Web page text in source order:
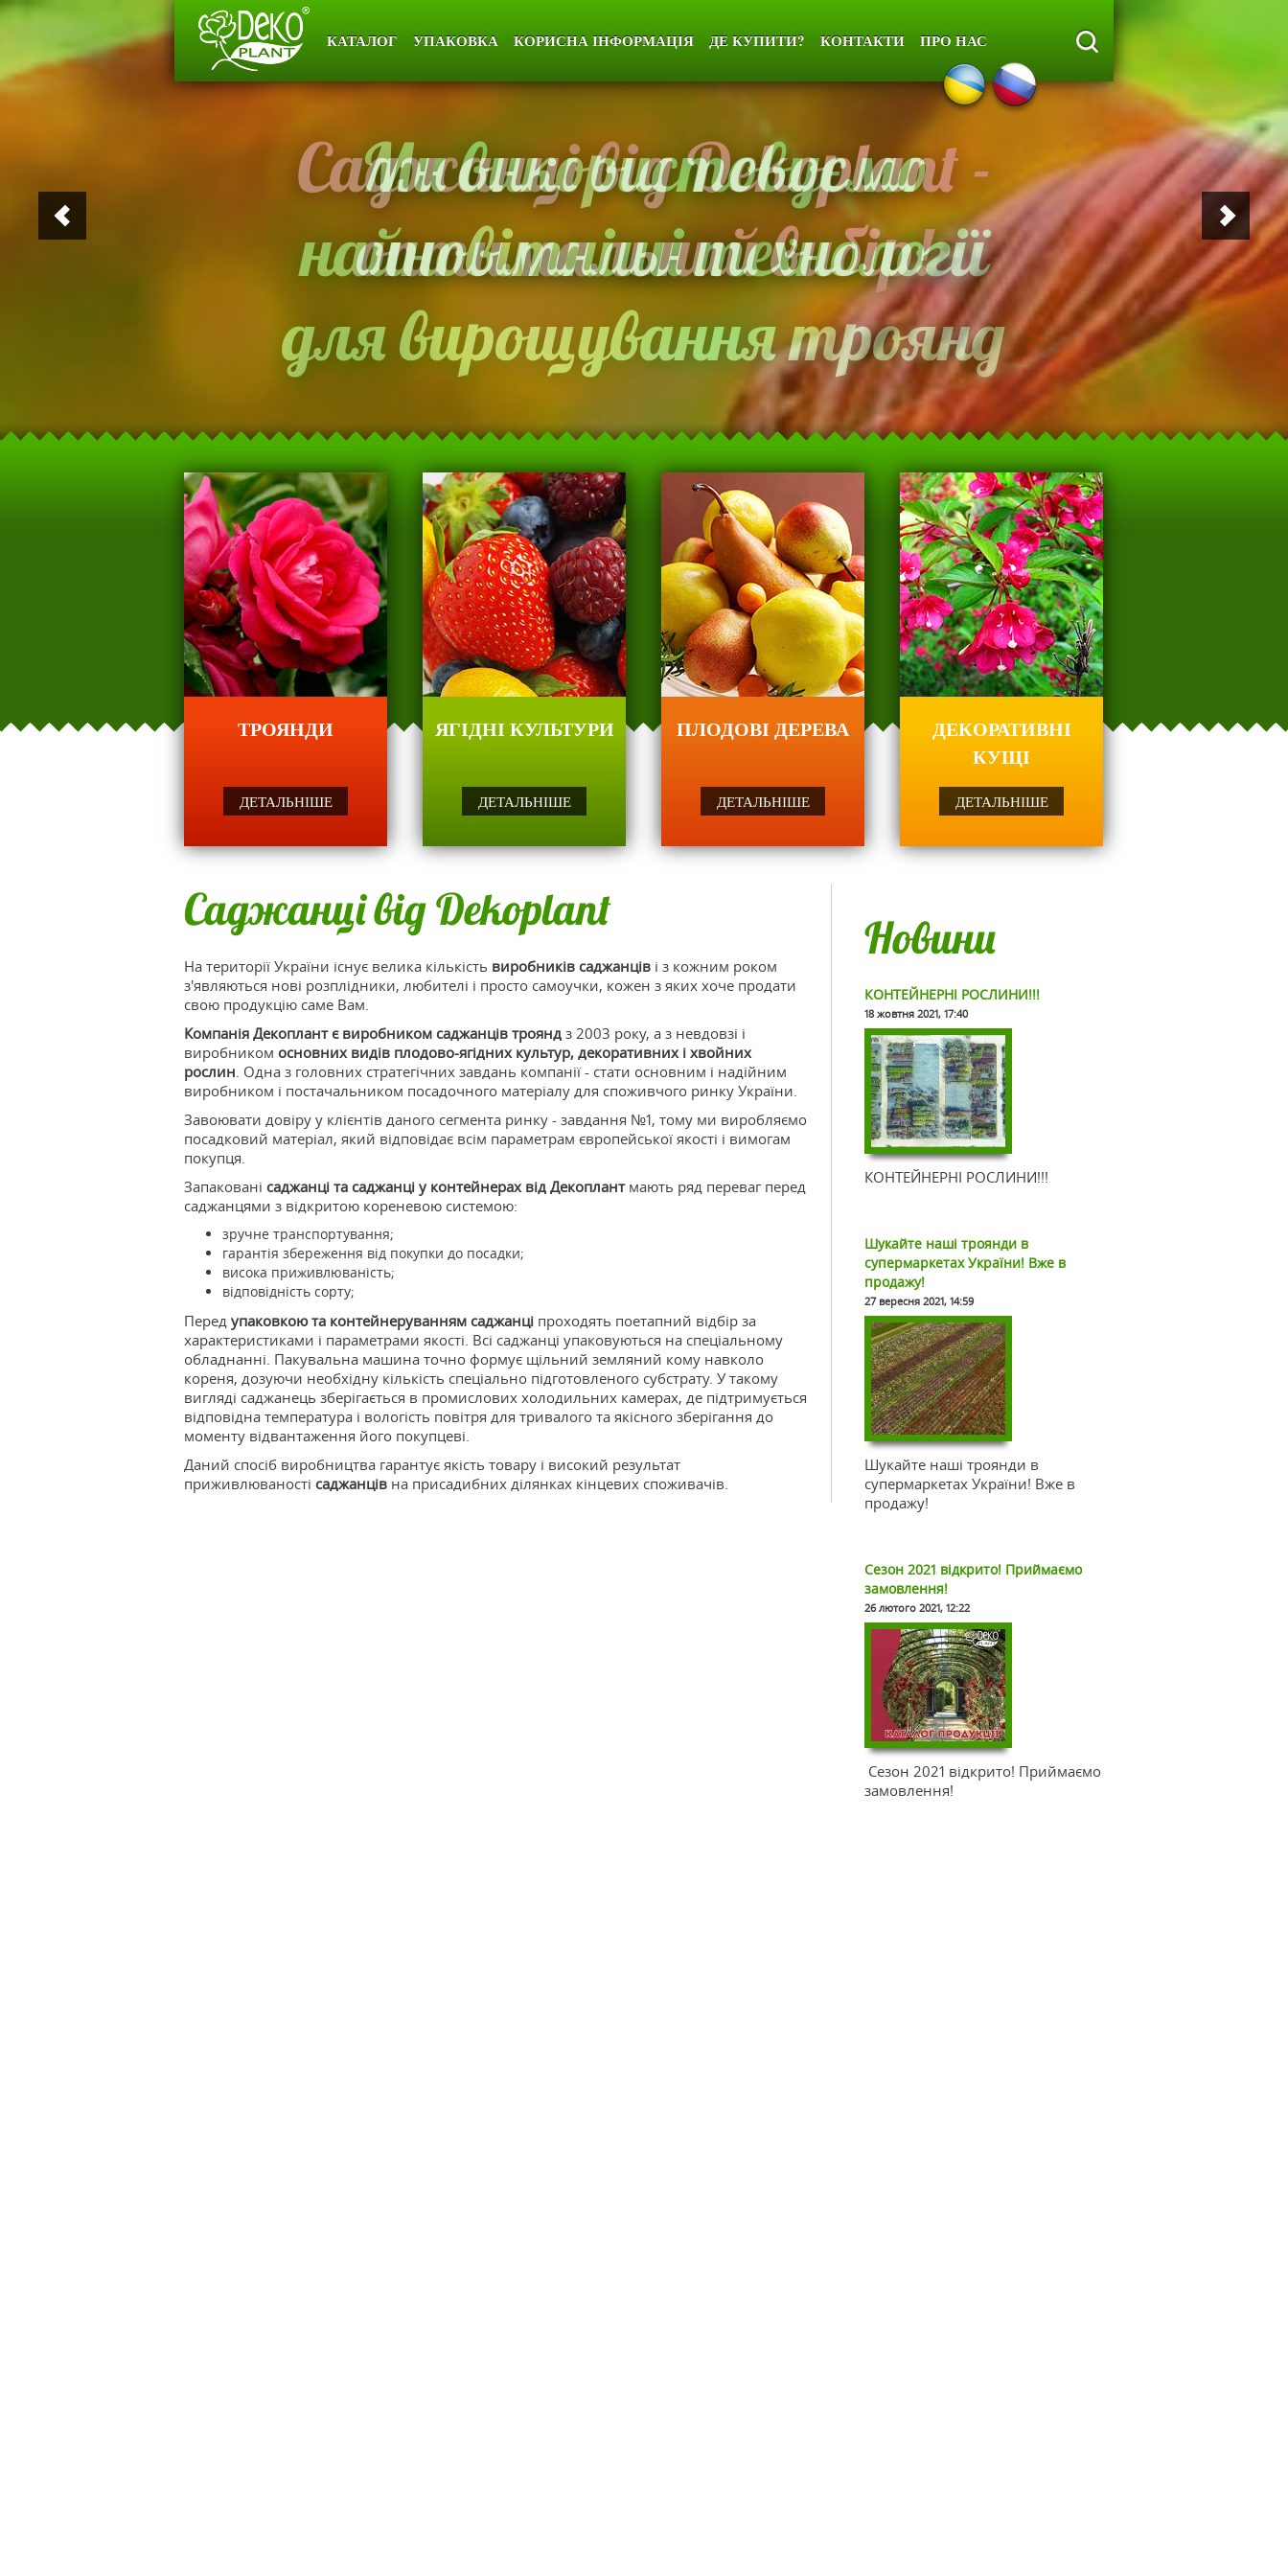
КАТАЛОГ УПАКОВКА КОРИСНА ІНФОРМАЦІЯ ДЕ КУПИТИ? КОНТАКТИ ПРО НАС
Саджанці від Dekoplant -
оптимальний вибір!
Селекційні голландські
сорти полуниці - для Вас!
Саджанці ягід для
комерційних виробників
Ми використовуємо
найновітніші технології
для вирощування троянд
ТРОЯНДИ
ДЕТАЛЬНІШЕ
ЯГІДНІ КУЛЬТУРИ
ДЕТАЛЬНІШЕ
ПЛОДОВІ ДЕРЕВА
ДЕТАЛЬНІШЕ
ДЕКОРАТИВНІ
КУЩІ
ДЕТАЛЬНІШЕ
Саджанці від Dekoplant
На території України існує велика кількість виробників саджанців і з кожним роком
з'являються нові розплідники, любителі і просто самоучки, кожен з яких хоче продати
свою продукцію саме Вам.
Компанія Декоплантє виробником саджанців троянд з 2003 року, а з невдовзі і
виробником основних видів плодово-ягідних культур, декоративних і хвойних
рослин. Одна з головних стратегічних завдань компанії - стати основним і надійним
виробником і постачальником посадочного матеріалу для споживчого ринку України.
Завоювати довіру у клієнтів даного сегмента ринку - завдання №1, тому ми виробляємо
посадковий матеріал, який відповідає всім параметрам європейської якості і вимогам
покупця.
Запаковані саджанці та саджанці у контейнерах від Декоплантмають ряд переваг перед
саджанцями з відкритою кореневою системою:
зручне транспортування;
гарантія збереження від покупки до посадки;
висока приживлюваність;
відповідність сорту;
Перед упаковкою та контейнеруванням саджанці проходять поетапний відбір за
характеристиками і параметрами якості. Всі саджанці упаковуються на спеціальному
обладнанні. Пакувальна машина точно формує щільний земляний кому навколо
кореня, дозуючи необхідну кількість спеціально підготовленого субстрату. У такому
вигляді саджанець зберігається в промислових холодильних камерах, де підтримується
відповідна температура і вологість повітря для тривалого та якісного зберігання до
моменту відвантаження його покупцеві.
Даний спосіб виробництва гарантує якість товару і високий результат
приживлюваності саджанців на присадибних ділянках кінцевих споживачів.
Новини
КОНТЕЙНЕРНІ РОСЛИНИ!!!
18 жовтня 2021, 17:40
КОНТЕЙНЕРНІ РОСЛИНИ!!!
Шукайте наші троянди в
супермаркетах України! Вже в
продажу!
27 вересня 2021, 14:59
Шукайте наші троянди в
супермаркетах України! Вже в
продажу!
Сезон 2021 відкрито! Приймаємо
замовлення!
26 лютого 2021, 12:22
Сезон 2021 відкрито! Приймаємо
замовлення!